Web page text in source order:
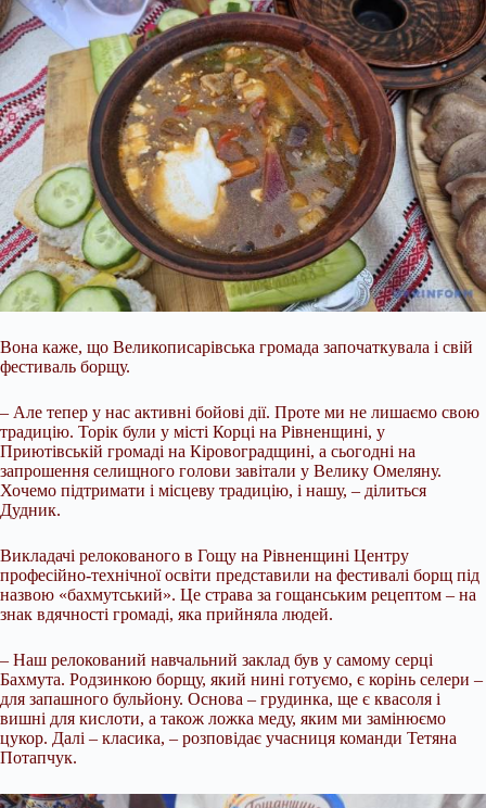
Вона каже, що Великописарівська громада започаткувала і свій
фестиваль борщу.
– Але тепер у нас активні бойові дії. Проте ми не лишаємо свою
традицію. Торік були у місті Корці на Рівненщині, у
Приютівській громаді на Кіровоградщині, а сьогодні на
запрошення селищного голови завітали у Велику Омеляну.
Хочемо підтримати і місцеву традицію, і нашу, – ділиться
Дудник.
Викладачі релокованого в Гощу на Рівненщині Центру
професійно-технічної освіти представили на фестивалі борщ під
назвою «бахмутський». Це страва за гощанським рецептом – на
знак вдячності громаді, яка прийняла людей.
– Наш релокований навчальний заклад був у самому серці
Бахмута. Родзинкою борщу, який нині готуємо, є корінь селери –
для запашного бульйону. Основа – грудинка, ще є квасоля і
вишні для кислоти, а також ложка меду, яким ми замінюємо
цукор. Далі – класика, – розповідає учасниця команди Тетяна
Потапчук.